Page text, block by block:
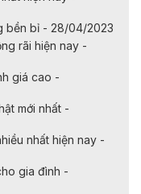
bền bỉ - 28/04/2023
rãi hiện nay -
giá cao -
mới nhất -
nhất hiện nay -
gia đình -